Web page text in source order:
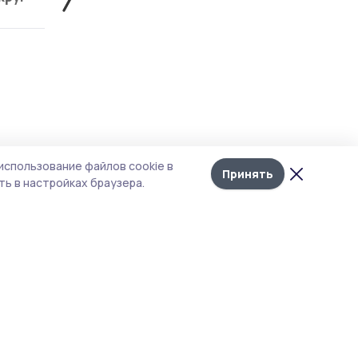
Лента
новостей
файлов cookie в
в настройках браузера.
Принять